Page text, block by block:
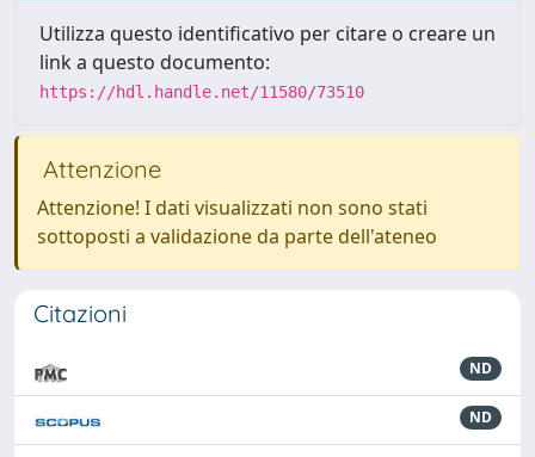
Utilizza questo identificativo per citare o creare un
link a questo documento:
https://hdl.handle.net/11580/73510
Attenzione
Attenzione! I dati visualizzati non sono stati
sottoposti a validazione da parte dell'ateneo
Citazioni
ND
ND